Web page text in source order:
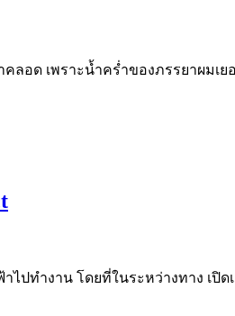
ลอด เพราะน้ำคร่ำของภรรยาผมเ
ทำงาน โดยที่ในระหว่างทาง เปิดเล่